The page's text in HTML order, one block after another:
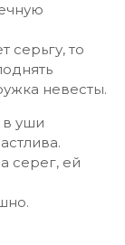
серьгу, то
невесты.
в уши
серег, ей